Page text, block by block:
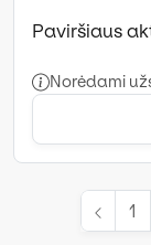
Paviršiaus
Norėdami
1